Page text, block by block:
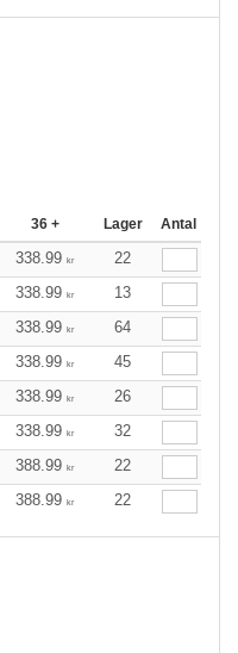
36 + Lager Antal
338.99 kr
22
338.99 kr
13
338.99 kr
64
338.99 kr
45
338.99 kr
26
338.99 kr
32
388.99 kr
22
388.99 kr 22